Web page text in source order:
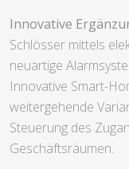
Innovative
Schlösser mittels
neuartige
Innovative Smart-
weitergehende
Steuerung des
Geschäftsräumen.